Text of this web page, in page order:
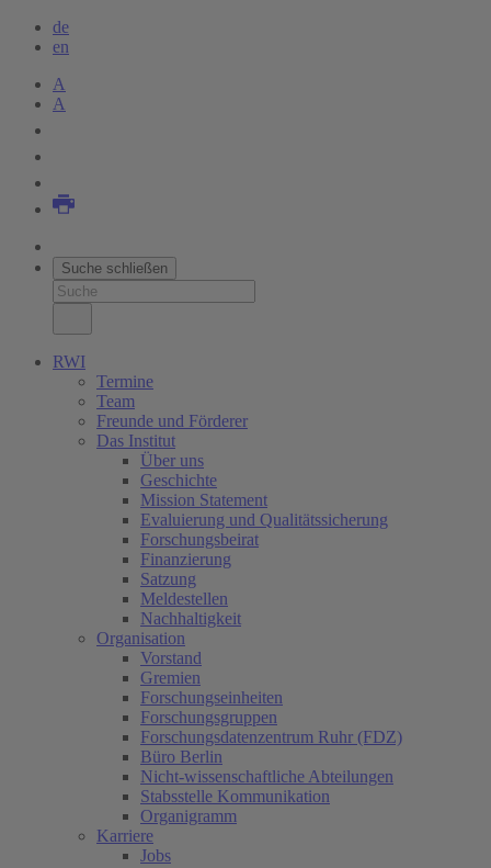
de
en
A
A
Suche schließen
RWI
Termine
Team
Freunde und Förderer
Das Institut
Über uns
Geschichte
Mission Statement
Evaluierung und Qualitätssicherung
Forschungsbeirat
Finanzierung
Satzung
Meldestellen
Nachhaltigkeit
Organisation
Vorstand
Gremien
Forschungseinheiten
Forschungsgruppen
Forschungsdatenzentrum Ruhr (FDZ)
Büro Berlin
Nicht-wissenschaftliche Abteilungen
Stabsstelle Kommunikation
Organigramm
Karriere
Jobs